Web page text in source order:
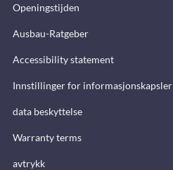
Openingstijden
Ausbau-Ratgeber
Accessibility statement
Innstillinger for informasjonskapsler
data beskyttelse
Warranty terms
avtrykk